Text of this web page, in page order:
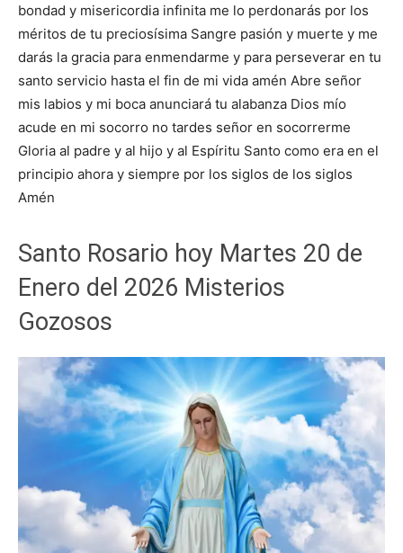
bondad y misericordia infinita me lo perdonarás por los
méritos de tu preciosísima Sangre pasión y muerte y me
darás la gracia para enmendarme y para perseverar en tu
santo servicio hasta el fin de mi vida amén Abre señor
mis labios y mi boca anunciará tu alabanza Dios mío
acude en mi socorro no tardes señor en socorrerme
Gloria al padre y al hijo y al Espíritu Santo como era en el
principio ahora y siempre por los siglos de los siglos
Amén
Santo Rosario hoy Martes 20 de
Enero del 2026 Misterios
Gozosos